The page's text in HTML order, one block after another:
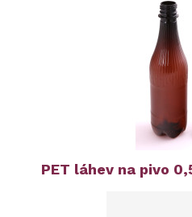
PET láhev na pivo